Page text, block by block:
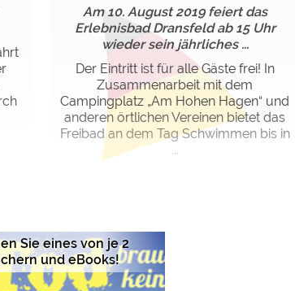
Am 10. August 2019 feiert das
Erlebnisbad Dransfeld ab 15 Uhr
wieder sein jährliches ...
Der Eintritt ist für alle Gäste frei! In
Zusammenarbeit mit dem
Campingplatz „Am Hohen Hagen“ und
anderen örtlichen Vereinen bietet das
Freibad an dem Tag Schwimmen bis in
...
Sie eines von je 2
und eBooks!
https://policies.google.com/privacy
https://policies.google.com/privacy
https://policies.google.com/privacy
über "COOKIES" geändert werden!